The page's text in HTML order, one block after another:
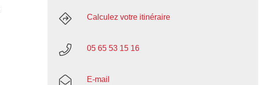
Calculez votre itinéraire
05 65 53 15 16
E-mail